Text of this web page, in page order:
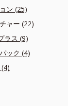
ン (25)
ャー (22)
ラス (9)
ック (4)